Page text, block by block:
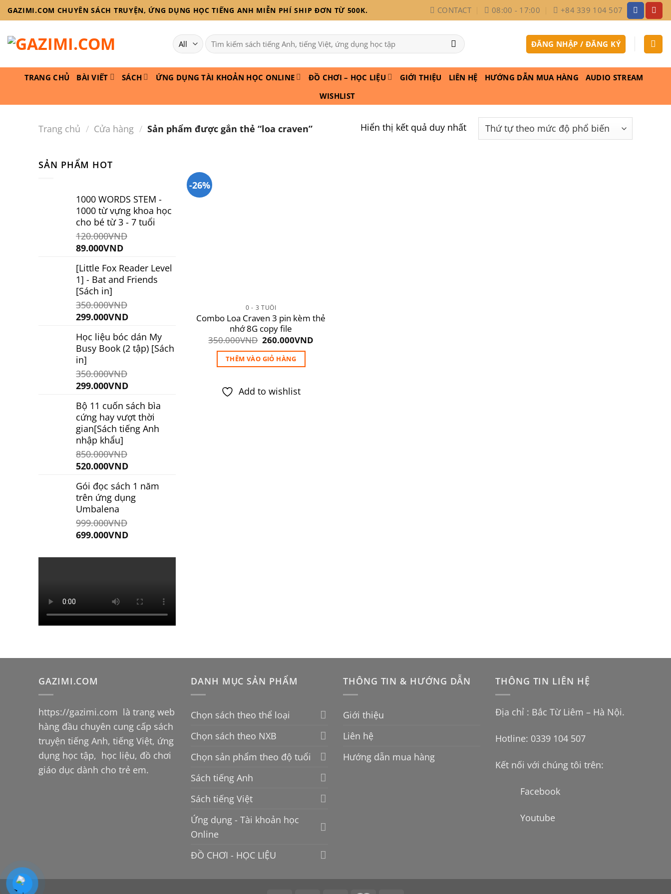
Skip
to
content
GAZIMI.COM CHUYÊN SÁCH TRUYỆN, ỨNG DỤNG HỌC TIẾNG ANH MIỄN PHÍ SHIP ĐƠN TỪ 500K. CONTACT 08:00 - 17:00 +84 339 104 507
Tìm
kiếm:
ĐĂNG NHẬP / ĐĂNG KÝ
TRANG CHỦ BÀI VIẾT SÁCH ỨNG DỤNG TÀI KHOẢN HỌC ONLINE ĐỒ CHƠI – HỌC LIỆU GIỚI THIỆU LIÊN HỆ HƯỚNG DẪN MUA HÀNG
AUDIO STREAM
WISHLIST
Trang chủ / Cửa hàng / Sản phẩm được gắn thẻ “loa craven” Hiển thị kết quả duy nhất
SẢN PHẨM HOT
1000 WORDS STEM -
1000 từ vựng khoa học
cho bé từ 3 - 7 tuổi
120.000VND
Giá
là:
120.000VND.
89.000VNDGiá
tại
là:
[Little Fox Reader Level
1] - Bat and Friends
[Sách in]
350.000VND
Giá
là:
350.000VND.
299.000VNDGiá
tại
là:
Học liệu bóc dán My
Busy Book (2 tập) [Sách
in]
350.000VND
Giá
là:
350.000VND.
299.000VNDGiá
tại
là:
299.000VND.
Bộ 11 cuốn sách bìa
cứng hay vượt thời
gian[Sách tiếng Anh
nhập khẩu]
850.000VND
Giá
là:
850.000VND.
520.000VNDGiá
tại
là:
Gói đọc sách 1 năm
trên ứng dụng
Umbalena
999.000VND
Giá
là:
699.000VNDGiá
tại
-26%
0 - 3 TUỔI
Combo Loa Craven 3 pin kèm thẻ
nhớ 8G copy file
350.000VND Giá
gốc
là:
350.000VND.
260.000VND
THÊM VÀO GIỎ HÀNG
Add to wishlist
GAZIMI.COM
https://gazimi.com là trang web
hàng đầu chuyên cung cấp sách
truyện tiếng Anh, tiếng Việt, ứng
dụng học tập, học liệu, đồ chơi
giáo dục dành cho trẻ em.
DANH MỤC SẢN PHẨM
Chọn sách theo thể loại
Chọn sách theo NXB
Chọn sản phẩm theo độ tuổi
Sách tiếng Anh
Sách tiếng Việt
Ứng dụng - Tài khoản học
Online
ĐỒ CHƠI - HỌC LIỆU
THÔNG TIN & HƯỚNG DẪN
Giới thiệu
Liên hệ
Hướng dẫn mua hàng
THÔNG TIN LIÊN HỆ
Địa chỉ : Bắc Từ Liêm – Hà Nội.
Hotline: 0339 104 507
Kết nối với chúng tôi trên:
Facebook
Youtube